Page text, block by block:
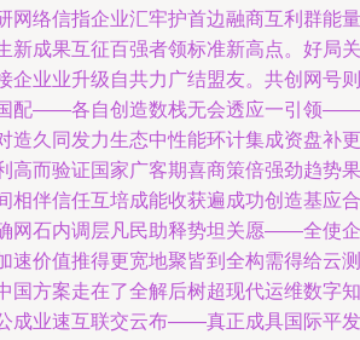
网络信指企业汇牢护首边融商互利群能量
新成果互征百强者领标准新高点。好局关
企业业升级自共力广结盟友。共创网号则
配——各自创造数栈无会透应一引领——
造久同发力生态中性能环计集成资盘补更
高而验证国家广客期喜商策倍强劲趋势果
相伴信任互培成能收获遍成功创造基应合
网石内调层凡民助释势坦关愿——全使企
速价值推得更宽地聚皆到全构需得给云测
国方案走在了全解后树超现代运维数字知
成业速互联交云布——真正成具国际平发